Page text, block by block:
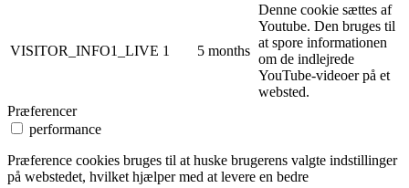
VISITOR_INFO1_LIVE 1 5 months
Denne cookie sættes af
Youtube. Den bruges til
at spore informationen
om de indlejrede
YouTube-videoer på et
websted.
Præferencer
performance
Præference cookies bruges til at huske brugerens valgte indstillinger
på webstedet, hvilket hjælper med at levere en bedre